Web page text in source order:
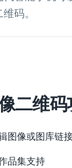
码。
二维码
图像或图库链
品集支持